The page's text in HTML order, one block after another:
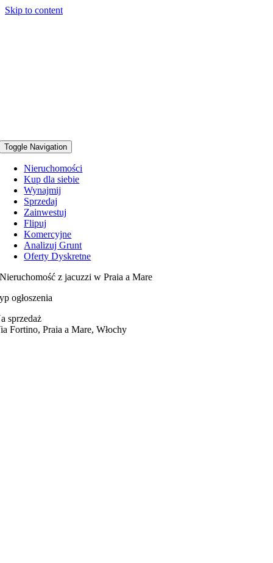
Skip to content
Toggle Navigation
Nieruchomości
Kup dla siebie
Wynajmij
Sprzedaj
Zainwestuj
Flipuj
Komercyjne
Analizuj Grunt
Oferty Dyskretne
Nieruchomość z jacuzzi w Praia a Mare
ogłoszenia
sprzedaż
Fortino, Praia a Mare, Włochy